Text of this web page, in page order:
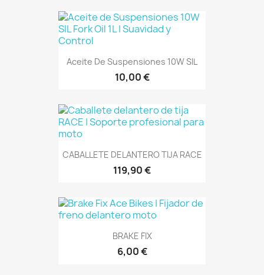
Aceite De Suspensiones 10W SIL
10,00 €
CABALLETE DELANTERO TIJA RACE
119,90 €
BRAKE FIX
6,00 €